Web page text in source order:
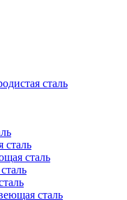
сталь
сталь
сталь
сталь